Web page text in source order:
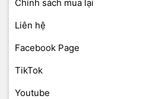
Chính sách mua lại
Liên hệ
Facebook Page
TikTok
Youtube